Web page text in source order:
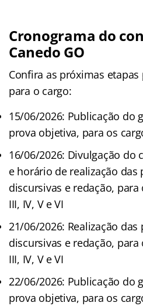
Cronograma do
Canedo GO
Confira as próximas
para o cargo:
15/06/2026: Publicação do
prova objetiva, para os
16/06/2026: Divulgação do
e horário de realização das
discursivas e redação,
III, IV, V e VI
21/06/2026: Realização
discursivas e redação,
III, IV, V e VI
22/06/2026: Publicação do
prova objetiva, para os